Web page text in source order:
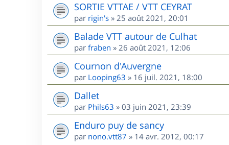
SORTIE VTTAE / VTT CEYRAT
par rigin's » 25 août 2021, 20:01
Balade VTT autour de Culhat
par fraben » 26 août 2021, 12:06
Cournon d'Auvergne
par Looping63 » 16 juil. 2021, 18:00
Dallet
par Phils63 » 03 juin 2021, 23:39
Enduro puy de sancy
par nono.vtt87 » 14 avr. 2012, 00:17